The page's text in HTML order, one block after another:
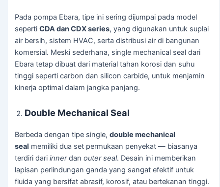
Pada pompa Ebara, tipe ini sering dijumpai pada model
sepertiCDA dan CDX series, yang digunakan untuk suplai
air bersih, sistem HVAC, serta distribusi air di bangunan
komersial. Meski sederhana, single mechanical seal dari
Ebara tetap dibuat dari material tahan korosi dan suhu
tinggi seperti carbon dan silicon carbide, untuk menjamin
kinerja optimal dalam jangka panjang.
Double Mechanical Seal
Berbeda dengan tipe single,double mechanical
seal memiliki dua set permukaan penyekat — biasanya
terdiri dariinnerdanouter seal. Desain ini memberikan
lapisan perlindungan ganda yang sangat efektif untuk
fluida yang bersifat abrasif, korosif, atau bertekanan tinggi.